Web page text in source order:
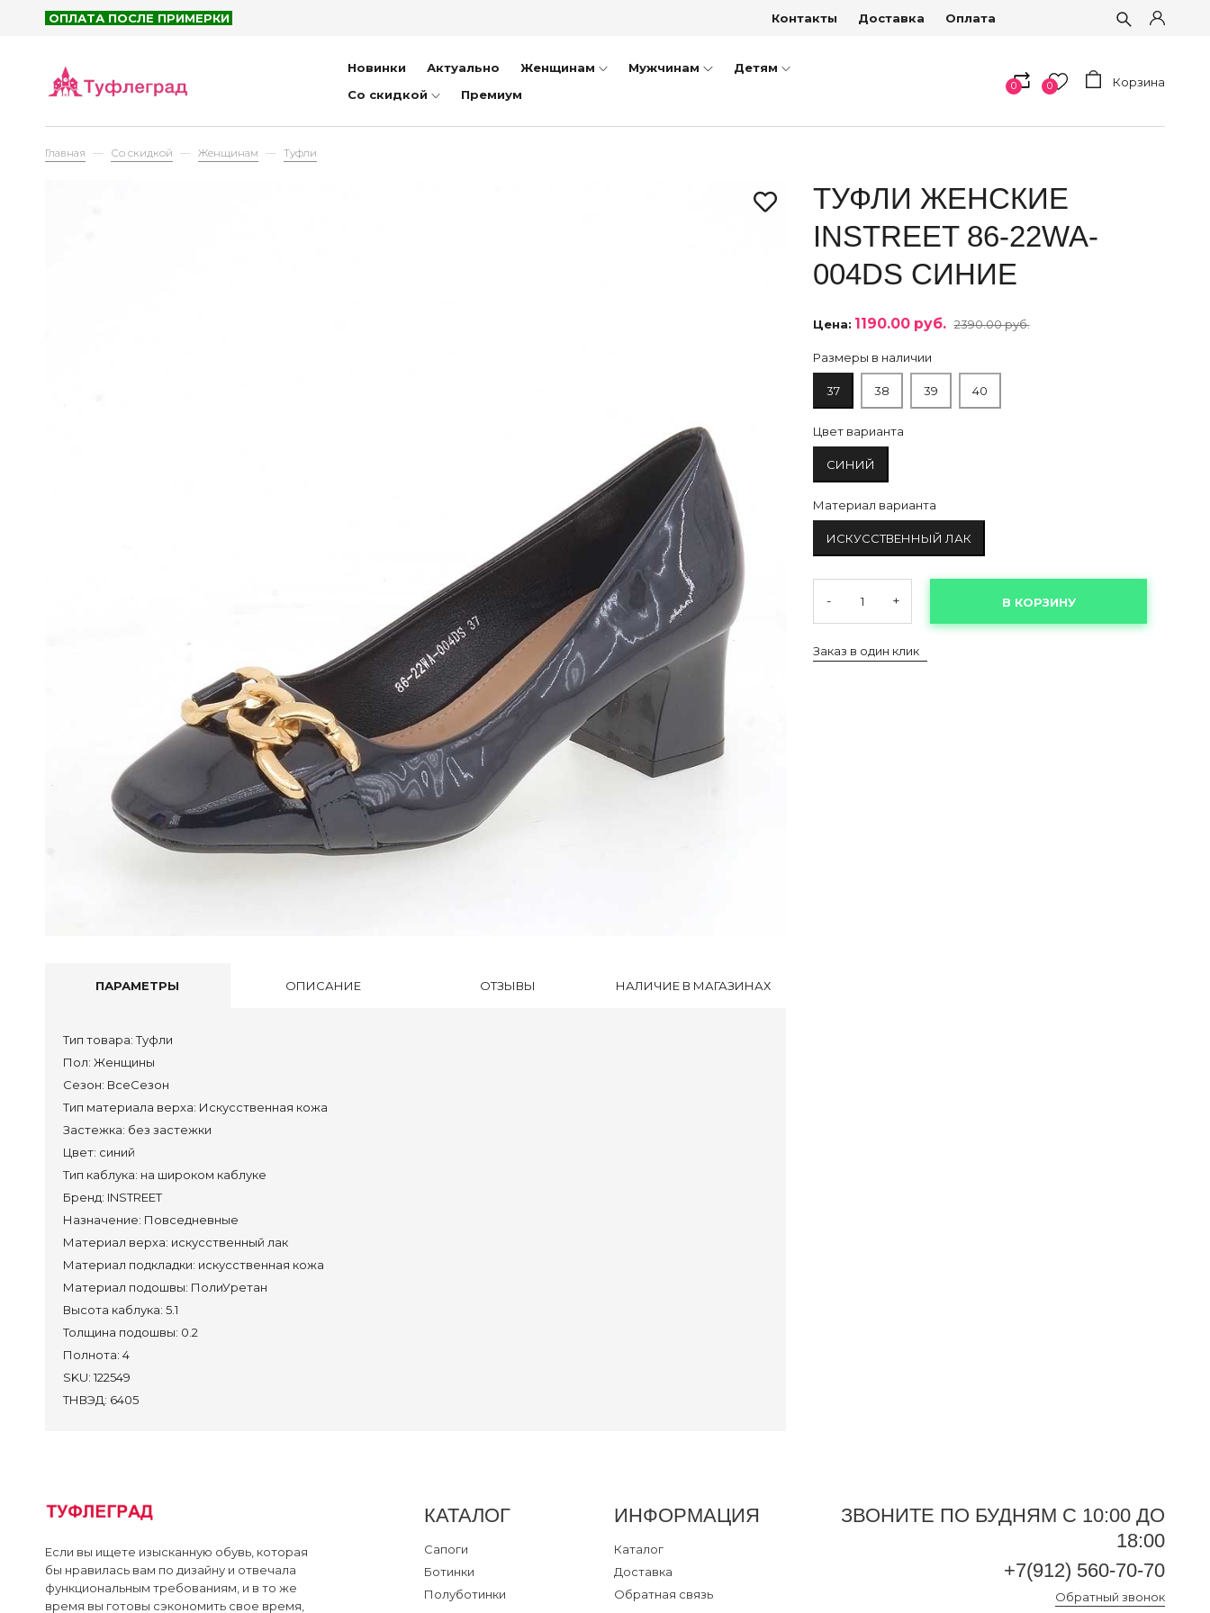
ОПЛАТА ПОСЛЕ ПРИМЕРКИ Контакты Доставка Оплата
Новинки Актуально Женщинам Мужчинам
Детям
Со скидкой
Премиум
0 0 Корзина
Главная Со скидкой Женщинам Туфли
ПАРАМЕТРЫ ОПИСАНИЕ ОТЗЫВЫ НАЛИЧИЕ В МАГАЗИНАХ
Тип товара: Туфли
Пол: Женщины
Сезон: ВсеСезон
Тип материала верха: Искусственная кожа
Застежка: без застежки
Цвет: синий
Тип каблука: на широком каблуке
Бренд: INSTREET
Назначение: Повседневные
Материал верха: искусственный лак
Материал подкладки: искусственная кожа
Материал подошвы: ПолиУретан
Высота каблука: 5.1
Толщина подошвы: 0.2
Полнота: 4
SKU: 122549
ТНВЭД: 6405
ТУФЛИ ЖЕНСКИЕ
INSTREET 86-22WA-
004DS СИНИЕ
Цена: 1190.00 руб. 2390.00 руб.
Размеры в наличии
37 38 39 40
Цвет варианта
СИНИЙ
Материал варианта
ИСКУССТВЕННЫЙ ЛАК
- + В КОРЗИНУ
Заказ в один клик
Если вы ищете изысканную обувь, которая
бы нравилась вам по дизайну и отвечала
функциональным требованиям, и в то же
время вы готовы сэкономить свое время,
КАТАЛОГ
Сапоги
Ботинки
Полуботинки
ИНФОРМАЦИЯ
Каталог
Доставка
Обратная связь
ЗВОНИТЕ ПО БУДНЯМ С 10:00 ДО
18:00
+7(912) 560-70-70
Обратный звонок
Детям
Со скидкой
Сапоги
Ботинки
Полуботинки
Босоножки
Сапоги и Ботинки